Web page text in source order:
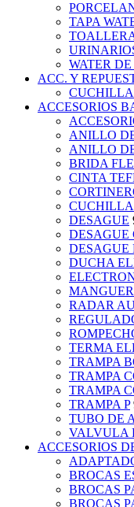
TAPA
WATER
ACC. Y
ACCESORIOS
ANILLO
ANILLO
BRIDA
CINTA
DESAGUE
DESAGUE
DUCHA
RADAR
TERMA
TRAMPA
TRAMPA
TRAMPA
TRAMPA P
TUBO DE
VALVULA
ACCESORIOS
BROCAS
BROCAS
BROCAS